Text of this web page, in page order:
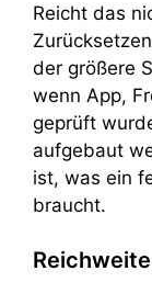
Reicht das
der größere
wenn App,
geprüft
aufgebaut
ist, was ein
braucht.